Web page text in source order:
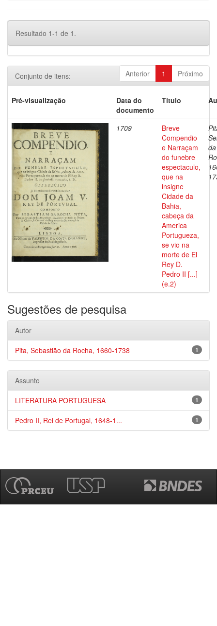
Resultado 1-1 de 1.
Anterior 1 Próximo
Conjunto de itens:
Pré-visualização
Data do
documento
Título
1709
Breve
Compendio
e Narraçam
do funebre
espectaculo,
que na
insigne
Cidade da
Bahia,
cabeça da
America
Portugueza,
se vio na
morte de El
Rey D.
Pedro II [...]
(e.2)
da
Sugestões de pesquisa
Autor
1
Pita, Sebastião da Rocha, 1660-1738
Assunto
1
LITERATURA PORTUGUESA
1
Pedro II, Rei de Portugal, 1648-1...